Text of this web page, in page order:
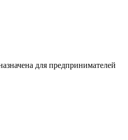
для предпринимателей